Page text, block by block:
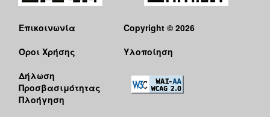
Επικοινωνία
Όροι Χρήσης
Δήλωση
Προσβασιμότητας
Πλοήγηση
Copyright © 2026
Υλοποίηση